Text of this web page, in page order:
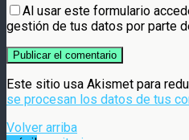
Al usar este formulario
gestión de tus datos por parte
Este sitio usa Akismet para
se procesan los datos de tus
Volver arriba